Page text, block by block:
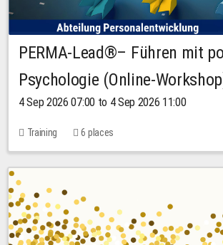
PERMA-Lead®– Führen mit
Psychologie (Online-
4 Sep 2026 07:00 to 4 Sep 2026 11:00
Training 6 places